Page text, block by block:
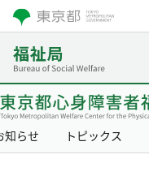
知らせ トピックス